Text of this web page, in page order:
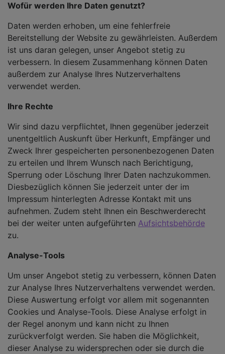
Wofür werden Ihre Daten genutzt?
Daten werden erhoben, um eine fehlerfreie
Bereitstellung der Website zu gewährleisten. Außerdem
ist uns daran gelegen, unser Angebot stetig zu
verbessern. In diesem Zusammenhang können Daten
außerdem zur Analyse Ihres Nutzerverhaltens
verwendet werden.
Ihre Rechte
Wir sind dazu verpflichtet, Ihnen gegenüber jederzeit
unentgeltlich Auskunft über Herkunft, Empfänger und
Zweck Ihrer gespeicherten personenbezogenen Daten
zu erteilen und Ihrem Wunsch nach Berichtigung,
Sperrung oder Löschung Ihrer Daten nachzukommen.
Diesbezüglich können Sie jederzeit unter der im
Impressum hinterlegten Adresse Kontakt mit uns
aufnehmen. Zudem steht Ihnen ein Beschwerderecht
bei der weiter unten aufgeführten Aufsichtsbehörde
zu.
Analyse-Tools
Um unser Angebot stetig zu verbessern, können Daten
zur Analyse Ihres Nutzerverhaltens verwendet werden.
Diese Auswertung erfolgt vor allem mit sogenannten
Cookies und Analyse-Tools. Diese Analyse erfolgt in
der Regel anonym und kann nicht zu Ihnen
zurückverfolgt werden. Sie haben die Möglichkeit,
dieser Analyse zu widersprechen oder sie durch die